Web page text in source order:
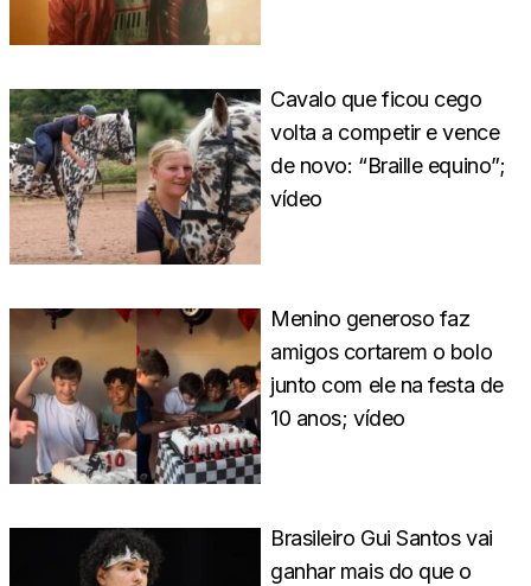
Cavalo que ficou cego
volta a competir e vence
de novo: “Braille equino”;
vídeo
Menino generoso faz
amigos cortarem o bolo
junto com ele na festa de
10 anos; vídeo
Brasileiro Gui Santos vai
ganhar mais do que o